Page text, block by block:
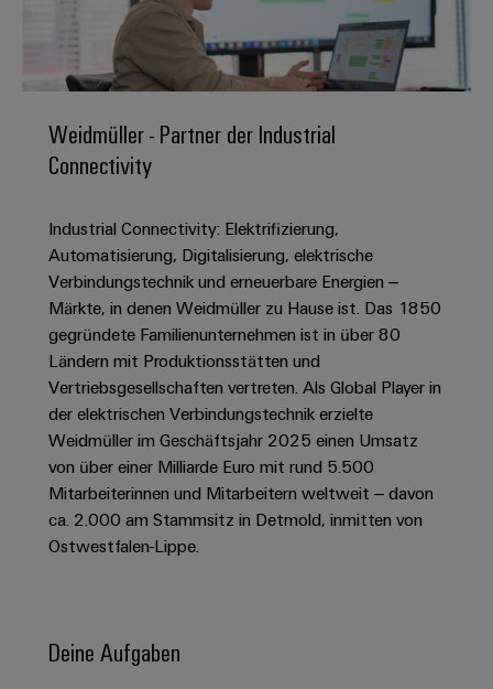
erlebbar
werden.
Datencenter
und
Produkte
für
effizient,
zuverlässig,
skalierbar
Energiespeicher
Lösungen
und
Produkte
Energiespeichersysteme
(ESS)
Energieübertragung
und
-
Sicherheit
für
Anschlusstechnologie
DC-
u-
OS
Computing
Industrial
5G
Single
Pair
Ethernet
Schaltschrank-
und
Feldebene
Smart
Leiterplattenklemmen
Gehäusesysteme
und
komponenten
und
-
komponenten
Anschlussleitungen,
Patchkabel
und
Kabel
SPS
Systemverkabelung
&
Migrationslösungen
Verteilerboxen
Fast
Delivery
Beratung
und
digitale
Planung
easyConnect
-
Ihre
Industrial
Service
Platform
Connectivity
Consulting
Weidmüller
Vertrieb
uns
Promotionfahrzeug
Distribution
für
unsere
Partner
Vertrieb
Großhandelssuche
News
Messen
Newsletter
Kundenservice
Weidmüller
Zahlen
Fakten
Unser
Nachhaltigkeit
Weidmüller
Academy
People
&
Culture
Compliance
Weidmüller
Welt
|
Stellen
für
Berufserfahrene
Für
Werkstudententätigkeiten
Praktika
Abschlussarbeiten
Neuanfang
für
Studienabbrecher
Offene
Stellen
für
Für
Weidmüller - Partner der Industrial
Connectivity
Industrial Connectivity: Elektrifizierung,
Automatisierung, Digitalisierung, elektrische
Verbindungstechnik und erneuerbare Energien –
Märkte, in denen Weidmüller zu Hause ist. Das 1850
gegründete Familienunternehmen ist in über 80
Ländern mit Produktionsstätten und
Vertriebsgesellschaften vertreten. Als Global Player in
der elektrischen Verbindungstechnik erzielte
Weidmüller im Geschäftsjahr 2025 einen Umsatz
von über einer Milliarde Euro mit rund 5.500
Mitarbeiterinnen und Mitarbeitern weltweit – davon
ca. 2.000 am Stammsitz in Detmold, inmitten von
Ostwestfalen-Lippe.
Deine Aufgaben